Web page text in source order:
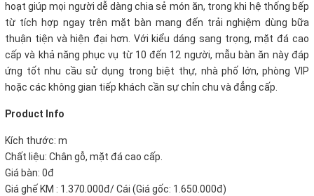
hoạt giúp mọi người dễ dàng chia sẻ món ăn, trong khi hệ thống bếp
từ tích hợp ngay trên mặt bàn mang đến trải nghiệm dùng bữa
thuận tiện và hiện đại hơn. Với kiểu dáng sang trọng, mặt đá cao
cấp và khả năng phục vụ từ 10 đến 12 người, mẫu bàn ăn này đáp
ứng tốt nhu cầu sử dụng trong biệt thự, nhà phố lớn, phòng VIP
hoặc các không gian tiếp khách cần sự chỉn chu và đẳng cấp.
Product Info
Kích thước: m
Chất liệu: Chân gỗ, mặt đá cao cấp.
Giá bàn: 0đ
Giá ghế KM : 1.370.000đ/ Cái (Giá gốc: 1.650.000đ)